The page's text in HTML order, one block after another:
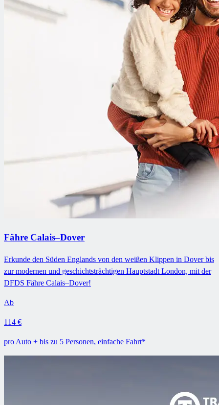
Fähre Calais–Dover
Erkunde den Süden Englands von den weißen Klippen in Dover bis
zur modernen und geschichtsträchtigen Hauptstadt London, mit der
DFDS Fähre Calais–Dover!
Ab
114 €
pro Auto + bis zu 5 Personen, einfache Fahrt*